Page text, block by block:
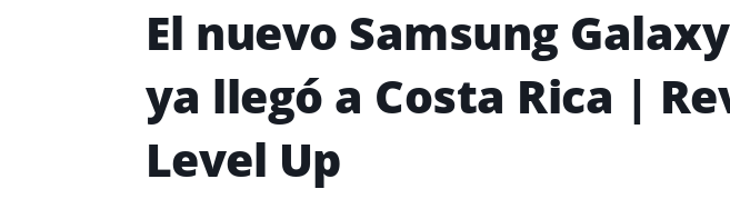
El nuevo Samsung
ya llegó a Costa Rica |
Level Up